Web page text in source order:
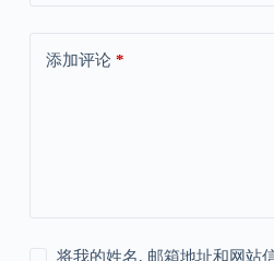
添加评论*
将我的姓名, 邮箱地址和网站